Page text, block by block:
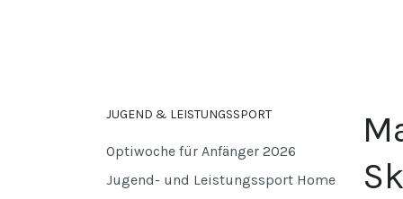
JUGEND & LEISTUNGSSPORT
Optiwoche für Anfänger 2026
Jugend- und Leistungssport Home